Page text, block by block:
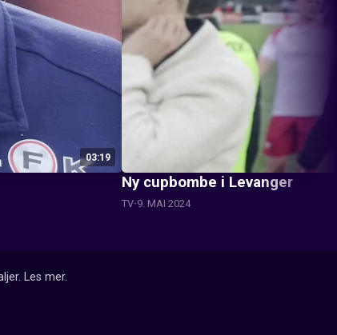
03:19
Ny cupbombe i Levanger
TV 9. MAI 2024
Les mer.